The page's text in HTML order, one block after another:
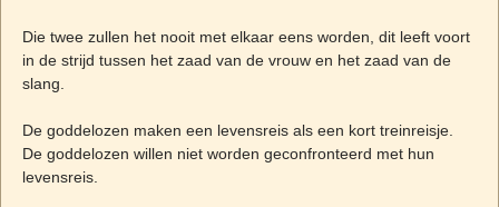
Die twee zullen het nooit met elkaar eens worden, dit leeft voort
in de strijd tussen het zaad van de vrouw en het zaad van de
slang.
De goddelozen maken een levensreis als een kort treinreisje.
De goddelozen willen niet worden geconfronteerd met hun
levensreis.